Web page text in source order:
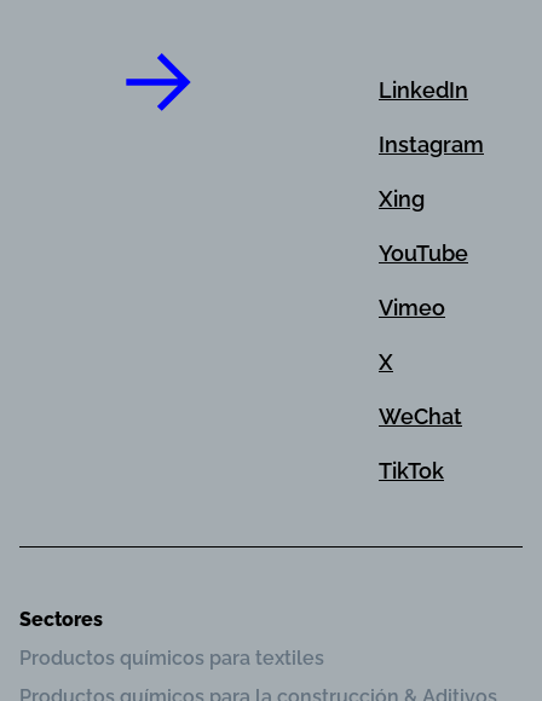
LinkedIn
Instagram
Xing
YouTube
Vimeo
X
WeChat
TikTok
Sectores
Productos químicos para textiles